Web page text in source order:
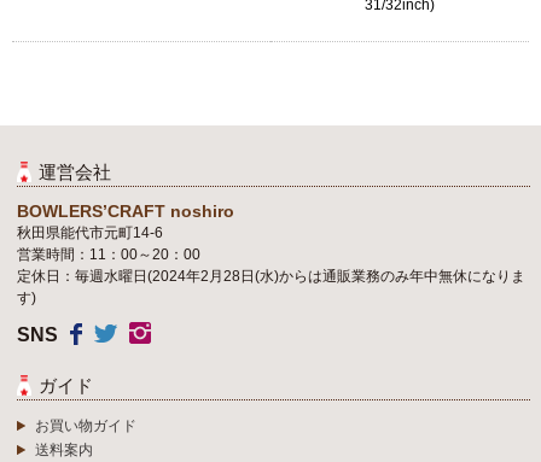
31/32inch)
運営会社
BOWLERS’CRAFT noshiro
秋田県能代市元町14-6
営業時間：11：00～20：00
定休日：毎週水曜日(2024年2月28日(水)からは通販業務のみ年中無休になりま
す)
SNS
ガイド
お買い物ガイド
送料案内